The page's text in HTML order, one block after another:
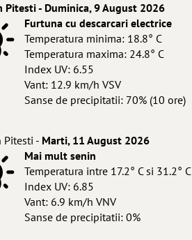
Pitesti - Duminica, 9 August 2026
Furtuna cu descarcari electrice
Temperatura minima: 18.8° C
Temperatura maxima: 24.8° C
Index UV: 6.55
Vant: 12.9 km/h VSV
Sanse de precipitatii: 70% (10 ore)
Pitesti - Marti, 11 August 2026
Mai mult senin
Temperatura intre 17.2° C si 31.2° C
Index UV: 6.85
Vant: 6.9 km/h VNV
Sanse de precipitatii: 0%